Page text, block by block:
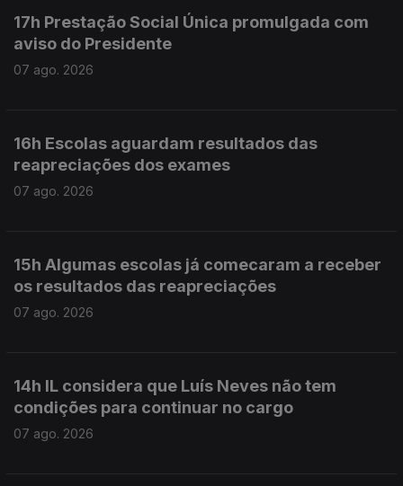
17h Prestação Social Única promulgada com
aviso do Presidente
07 ago. 2026
16h Escolas aguardam resultados das
reapreciações dos exames
07 ago. 2026
15h Algumas escolas já comecaram a receber
os resultados das reapreciações
07 ago. 2026
14h IL considera que Luís Neves não tem
condições para continuar no cargo
07 ago. 2026